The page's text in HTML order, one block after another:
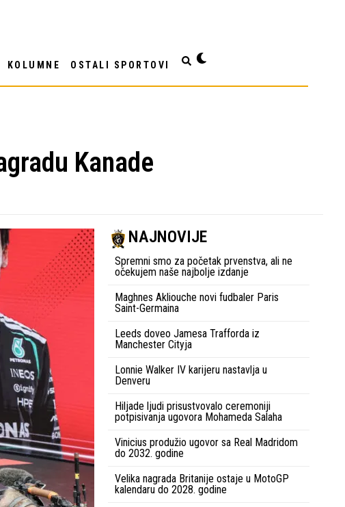
KOLUMNE OSTALI SPORTOVI
Kanade
NAJNOVIJE
Spremni smo za početak prvenstva, ali ne
očekujem naše najbolje izdanje
Maghnes Akliouche novi fudbaler Paris
Saint-Germaina
Leeds doveo Jamesa Trafforda iz
Manchester Cityja
Lonnie Walker IV karijeru nastavlja u
Denveru
Hiljade ljudi prisustvovalo ceremoniji
potpisivanja ugovora Mohameda Salaha
Vinicius produžio ugovor sa Real Madridom
do 2032. godine
Velika nagrada Britanije ostaje u MotoGP
kalendaru do 2028. godine